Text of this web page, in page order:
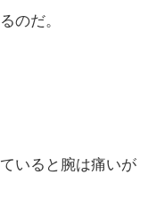
のだ。
いると腕は痛いが